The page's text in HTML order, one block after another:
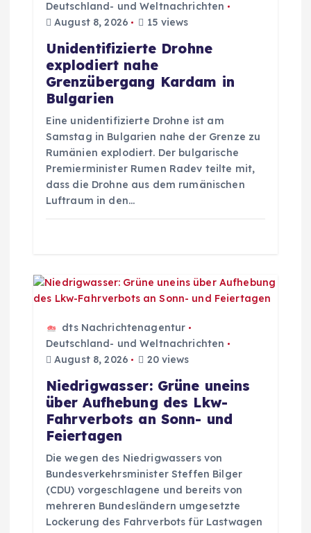
n
Deutschland- und Weltnachrichten
August 8, 2026
15 views
Unidentifizierte Drohne
explodiert nahe
Grenzübergang Kardam in
Bulgarien
Eine unidentifizierte Drohne ist am
Samstag in Bulgarien nahe der Grenze zu
Rumänien explodiert. Der bulgarische
Premierminister Rumen Radev teilte mit,
dass die Drohne aus dem rumänischen
Luftraum in den…
dts Nachrichtenagentur
Deutschland- und Weltnachrichten
August 8, 2026
20 views
Niedrigwasser: Grüne uneins
über Aufhebung des Lkw-
Fahrverbots an Sonn- und
Feiertagen
Die wegen des Niedrigwassers von
Bundesverkehrsminister Steffen Bilger
(CDU) vorgeschlagene und bereits von
mehreren Bundesländern umgesetzte
Lockerung des Fahrverbots für Lastwagen